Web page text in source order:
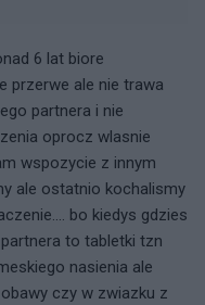
6 lat biore
przerwe ale nie trawa
partnera i nie
oprocz wlasnie
wspozycie z innym
ale ostatnio kochalismy
bo kiedys gdzies
to tabletki tzn
nasienia ale
czy w zwiazku z